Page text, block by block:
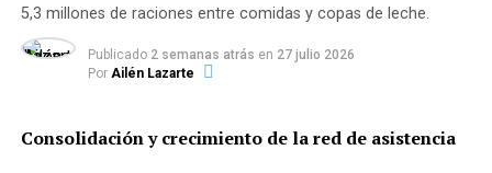
De esta forma, desde la Multisectorial de Humedales
continúa la recolección de donaciones y traslado de las
Este miércoles el municipio de la ciudad entrerriana de
5,3 millones de raciones entre comidas y copas de leche.
Publicado 2 semanas atrás en 27 julio 2026
Por Ailén Lazarte
Consolidación y crecimiento de la red de asistencia